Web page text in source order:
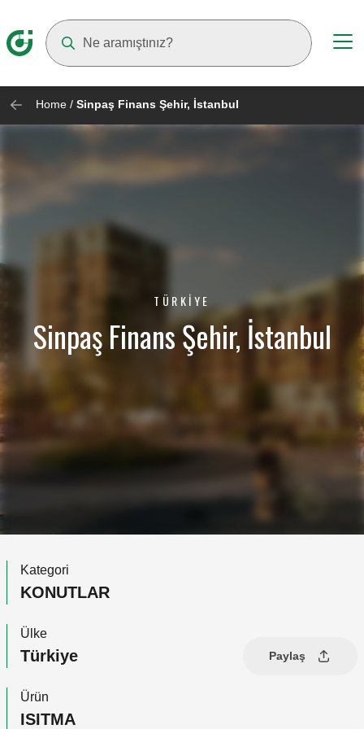
Home / Sinpaş Finans Şehir, İstanbul
TÜRKIYE
Sinpaş Finans Şehir, İstanbul
Kategori
KONUTLAR
Ülke
Türkiye
Ürün
ISITMA
Paylaş